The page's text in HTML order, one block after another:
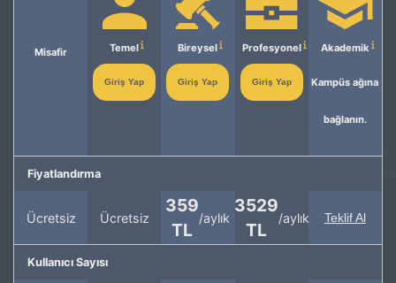
Misafir Temel
Giriş Yap
Bireysel
Giriş Yap
Profesyonel
Giriş Yap
Akademik
Kampüs ağına
bağlanın.
Fiyatlandırma
Ücretsiz Ücretsiz
359
TL
/aylık
3529
TL
/aylık Teklif Al
Kullanıcı Sayısı